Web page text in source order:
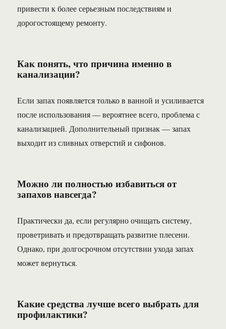
привести к более серьезным последствиям и
дорогостоящему ремонту.
Как понять, что причина именно в
канализации?
Если запах появляется только в ванной и усиливается
после использования — вероятнее всего, проблема с
канализацией. Дополнительный признак — запах
выходит из сливных отверстий и сифонов.
Можно ли полностью избавиться от
запахов навсегда?
Практически да, если регулярно очищать систему,
проветривать и предотвращать развитие плесени.
Однако, при долгосрочном отсутствии ухода запах
может вернуться.
Какие средства лучше всего выбрать для
профилактики?